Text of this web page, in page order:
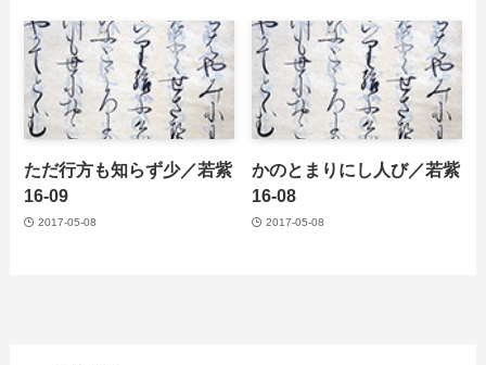
ただ行方も知らず少／若紫
16-09
2017-05-08
かのとまりにし人び／若紫
16-08
2017-05-08